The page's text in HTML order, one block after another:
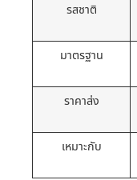
รสชาติ
มาตรฐาน
ราคาส่ง
เหมาะกับ